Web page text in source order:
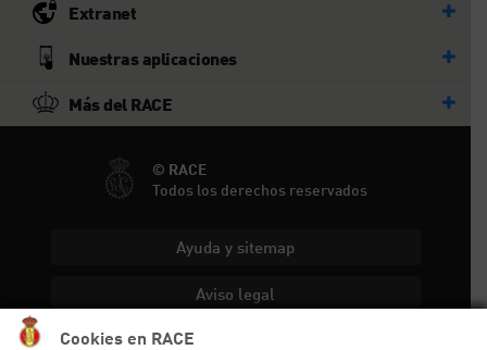
Cookies en RACE
Extranet
Nuestras aplicaciones
Más del RACE
© RACE
Todos los derechos reservados
Ayuda y sitemap
Aviso legal
Política de privacidad